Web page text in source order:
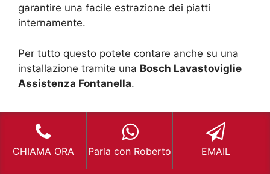
garantire una facile estrazione dei piatti
internamente.
Per tutto questo potete contare anche su una
installazione tramite una Bosch Lavastoviglie
Assistenza Fontanella.
Link utili per Bosch
CHIAMA ORA Parla con Roberto EMAIL